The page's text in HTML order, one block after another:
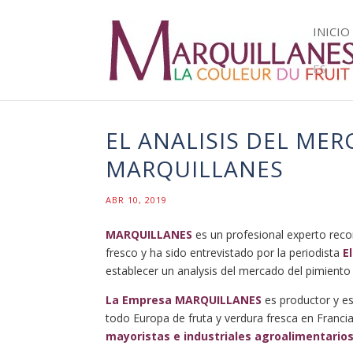
INICIO
ES
EL ANALISIS DEL
MARQUILLANES
ABR 10, 2019
MARQUILLANESes un profesional experto
fresco y ha sido entrevistado por la periodista
establecer un analysis del mercado del pimiento
La Empresa MARQUILLANES es productor y
todo Europa de fruta y verdura fresca en
mayoristas e industriales